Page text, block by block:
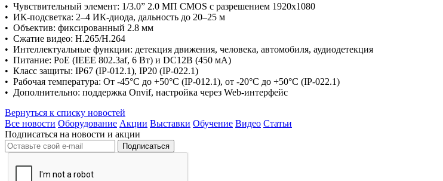
• Чувствительный элемент: 1/3.0” 2.0 МП CMOS с разрешением 1920x1080
• ИК-подсветка: 2–4 ИК-диода, дальность до 20–25 м
• Объектив: фиксированный 2.8 мм
• Сжатие видео: H.265/H.264
• Интеллектуальные функции: детекция движения, человека, автомобиля, аудиодетекция
• Питание: PoE (IEEE 802.3af, 6 Вт) и DC12В (450 мА)
• Класс защиты: IP67 (IP-012.1), IP20 (IP-022.1)
• Рабочая температура: От -45°C до +50°C (IP-012.1), от -20°C до +50°C (IP-022.1)
• Дополнительно: поддержка Onvif, настройка через Web-интерфейс
Вернуться к списку новостей
Все новости Оборудование Акции Выставки Обучение Видео Статьи
Подписаться на новости и акции
Подписаться